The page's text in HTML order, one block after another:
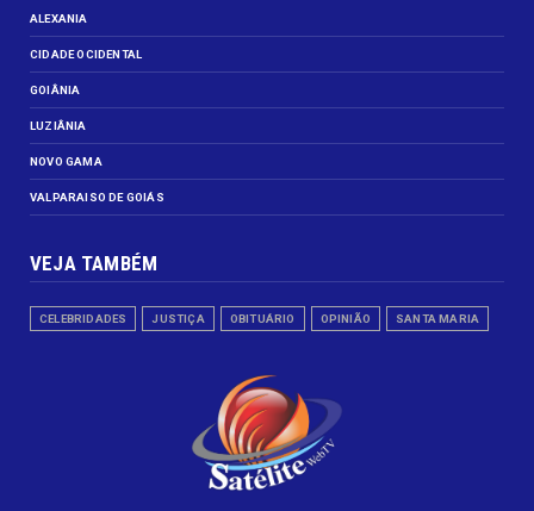
ALEXANIA
CIDADE OCIDENTAL
GOIÂNIA
LUZIÂNIA
NOVO GAMA
VALPARAISO DE GOIÁS
VEJA TAMBÉM
CELEBRIDADES JUSTIÇA OBITUÁRIO OPINIÃO SANTA MARIA